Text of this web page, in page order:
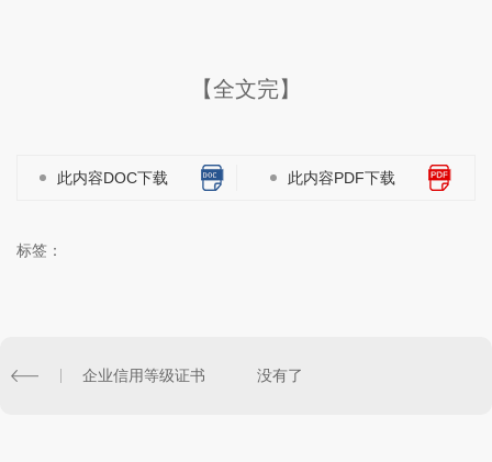
【全文完】
此内容DOC下载 此内容PDF下载
标签：
企业信用等级证书 没有了